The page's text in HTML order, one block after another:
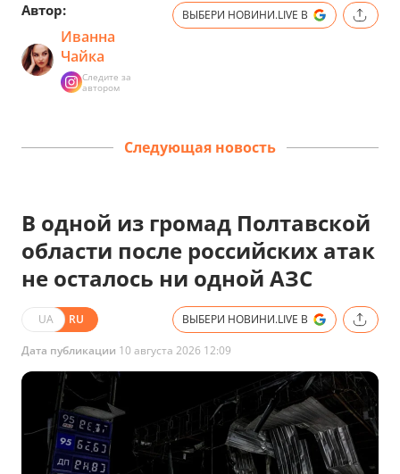
Автор:
Иванна
Чайка
Следите за
автором
ВЫБЕРИ НОВИНИ.LIVE В
Следующая новость
В одной из громад Полтавской
области после российских атак
не осталось ни одной АЗС
UA RU ВЫБЕРИ НОВИНИ.LIVE В
Дата публикации 10 августа 2026 12:09